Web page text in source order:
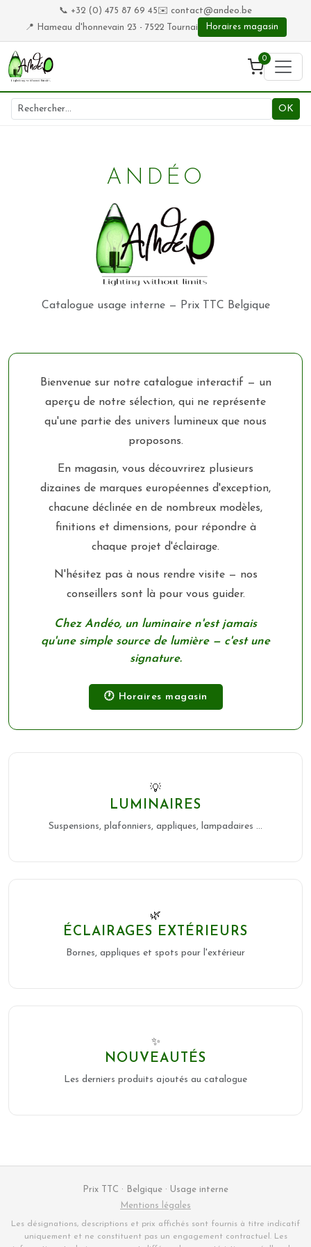
📞 +32 (0) 475 87 69 45✉️ contact@andeo.be
📍 Hameau d'honnevain 23 - 7522 Tournai
Horaires magasin
0
OK
ANDÉO
Catalogue usage interne — Prix TTC Belgique
Bienvenue sur notre catalogue interactif — un
aperçu de notre sélection, qui ne représente
qu'une partie des univers lumineux que nous
proposons.
En magasin, vous découvrirez plusieurs
dizaines de marques européennes d'exception,
chacune déclinée en de nombreux modèles,
finitions et dimensions, pour répondre à
chaque projet d'éclairage.
N'hésitez pas à nous rendre visite — nos
conseillers sont là pour vous guider.
Chez Andéo, un luminaire n'est jamais
qu'une simple source de lumière — c'est une
signature.
🕐 Horaires magasin
💡
LUMINAIRES
Suspensions, plafonniers, appliques, lampadaires ...
🌿
ÉCLAIRAGES EXTÉRIEURS
Bornes, appliques et spots pour l'extérieur
✨
NOUVEAUTÉS
Les derniers produits ajoutés au catalogue
Prix TTC · Belgique · Usage interne
Mentions légales
Les désignations, descriptions et prix affichés sont fournis à titre indicatif
uniquement et ne constituent pas un engagement contractuel. Les